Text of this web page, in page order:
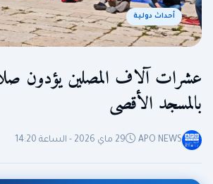
أحداث دولية
عشرات آلاف المصلين يؤدون
بالمسجد الأقصى
APO NEWS 29 ماي 2026 - الساعة 14:20